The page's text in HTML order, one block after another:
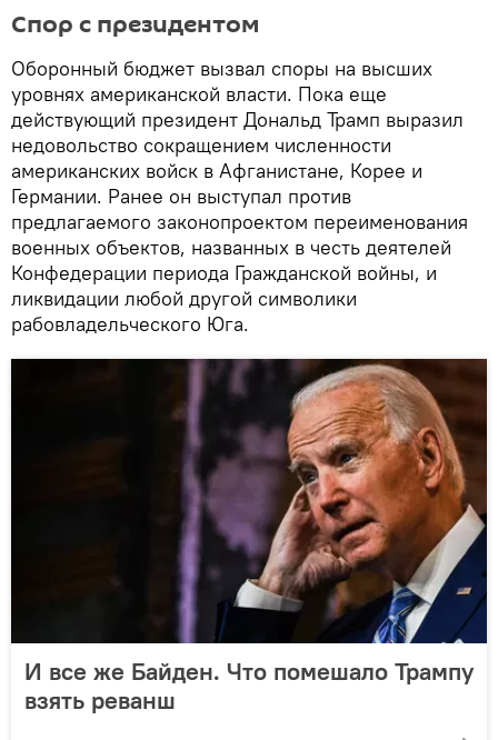
Спор с президентом
Оборонный бюджет вызвал споры на высших
уровнях американской власти. Пока еще
действующий президент Дональд Трамп выразил
недовольство сокращением численности
американских войск в Афганистане, Корее и
Германии. Ранее он выступал против
предлагаемого законопроектом переименования
военных объектов, названных в честь деятелей
Конфедерации периода Гражданской войны, и
ликвидации любой другой символики
рабовладельческого Юга.
И все же Байден. Что помешало Трампу
взять реванш